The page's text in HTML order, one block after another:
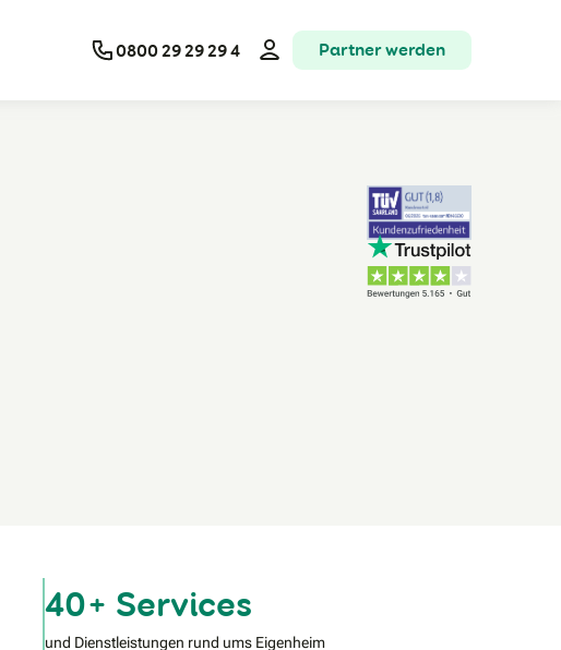
0800 29 29 29 4 Partner werden
40+ Services
und Dienstleistungen rund ums Eigenheim